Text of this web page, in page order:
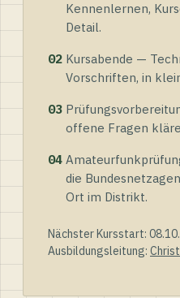
Kennenlernen,
Detail.
02 Kursabende —
Vorschriften, in
03
offene Fragen
04
die
Ort im Distrikt.
Nächster Kursstart:
Ausbildungsleitung: